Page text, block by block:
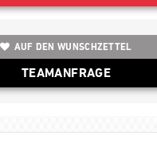
AUF DEN WUNSCHZETTEL
TEAMANFRAGE